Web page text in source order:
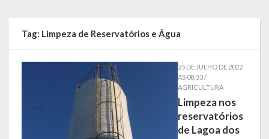
Estatísticas
Tag: Limpeza de Reservatórios e Água
25 DE JULHO DE 2022
AS 08:33 /
AGRICULTURA
Limpeza nos
reservatórios
de Lagoa dos